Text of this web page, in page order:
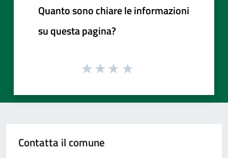
Quanto sono chiare le informazioni
su questa pagina?
Contatta il comune